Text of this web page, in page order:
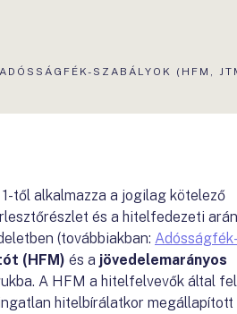
AKTUÁLIS
ADÓSSÁGFÉK-SZABÁLYOK (HFM,
től alkalmazza a jogilag kötelező
és a hitelfedezeti
(továbbiakban:
(HFM) és a jövedelemarányos
A HFM a hitelfelvevők által
hitelbírálatkor